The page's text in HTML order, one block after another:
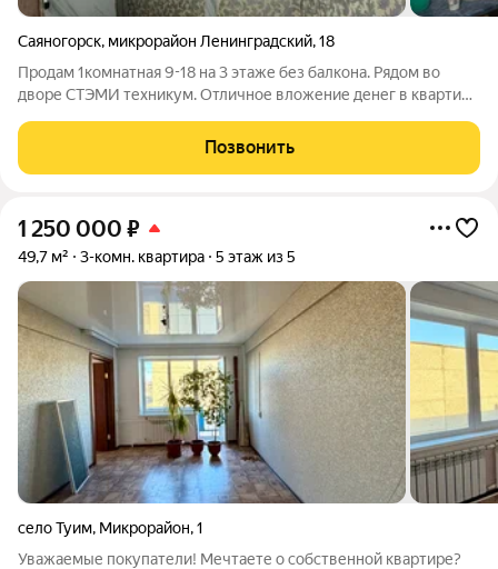
Саяногорск, микрорайон Ленинградский,18
Продам 1комнатная 9-18 на 3 этаже без балкона. Рядом во
дворе СТЭМИ техникум. Отличное вложение денег в квартиру
Продажа с мебелью. Окна пластиковые, выходят на северную
сторону(очень комфортно)
Позвонить
1 250 000 ₽
49,7 м² 3-комн. квартира 5 этаж из 5
село Туим, Микрорайон,1
Уважаемые покупатели! Мечтаете о собственной квартире?